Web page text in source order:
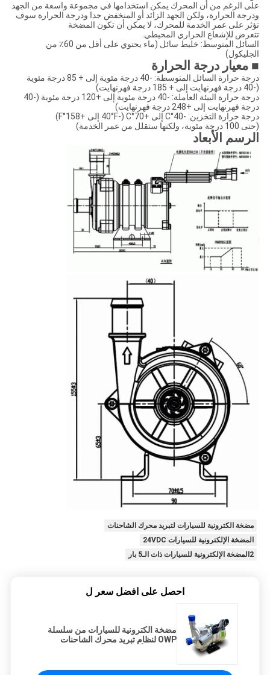
على الرغم من أن المحرك يمكن استخدامها في مجموعة واسعة من الجهد
ودرجة الحرارة، ولكن الجهد الزائد أو المنخفض جدا ودرجة الحرارة سوف
تؤثر على عمر الخدمة للمحرك، لا يمكن أن تكون المضخة
تتعرض للإشعاع الحراري المحيطي.
السائل المتوسط: خليط سائل (ماء يحتوي على أقل من 60٪ من
الجليكول)
■ معيار درجة الحرارة
درجة حرارة السائل المتوسطة: -40 درجة مئوية إلى + 85 درجة مئوية
(-40 درجة فهرنهايت إلى + 185 درجة فهرنهايت)
درجة حرارة البيئة العاملة: -40 درجة مئوية إلى +120 درجة مئوية (-40
درجة فهرنهايت إلى +248 درجة فهرنهايت)
درجة حرارة التخزين: -40°C إلى +70°C (-40°F إلى +158°F)
(حتى 100 درجة مئوية، ولكنها ستقلل من عمر الخدمة)
الرسم الأبعاد
مضخة الكترونية للسيارات لتبريد محرك الشاحنات
المضخة الإلكترونية للسيارات 24VDC
2المضخة الإلكترونية للسيارات ذات الـ5 بار
احصل على افضل سعر ل
مضخة الكترونية للسيارات من سلسلة
OWP لنظام تبريد محرك الشاحنات